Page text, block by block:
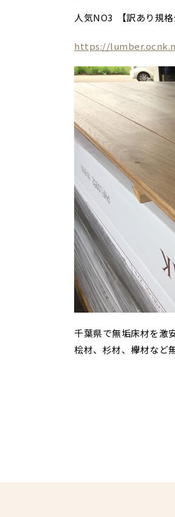
人気NO3 【訳あり規
https://
千葉県で無垢床材を激
桧材、杉材、欅材など